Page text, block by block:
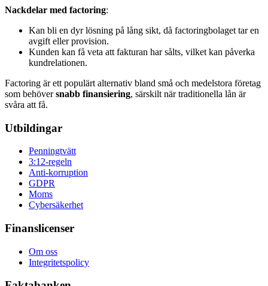
Nackdelar med factoring:
Kan bli en dyr lösning på lång sikt, då factoringbolaget tar en
avgift eller provision.
Kunden kan få veta att fakturan har sålts, vilket kan påverka
kundrelationen.
Factoring är ett populärt alternativ bland små och medelstora företag
som behöversnabb finansiering, särskilt när traditionella lån är
svåra att få.
Utbildingar
Penningtvätt
3:12-regeln
Anti-korruption
GDPR
Moms
Cybersäkerhet
Finanslicenser
Om oss
Integritetspolicy